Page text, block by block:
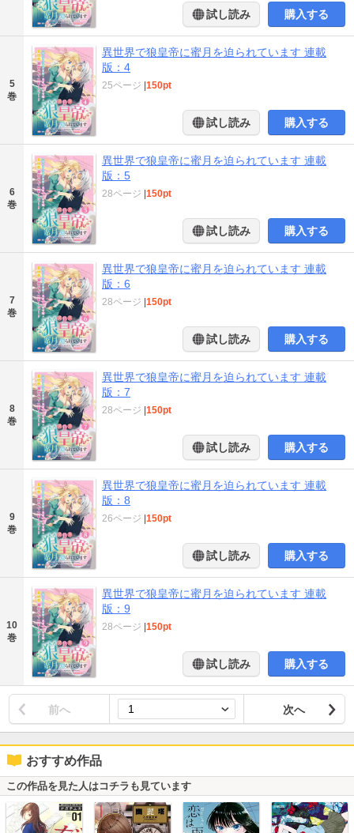
試し読み 購入する
5
巻
異世界で狼皇帝に蜜月を迫られています 連載
版：4
25ページ 150pt
試し読み 購入する
6
巻
異世界で狼皇帝に蜜月を迫られています 連載
版：5
28ページ 150pt
試し読み 購入する
7
巻
異世界で狼皇帝に蜜月を迫られています 連載
版：6
28ページ 150pt
試し読み 購入する
8
巻
異世界で狼皇帝に蜜月を迫られています 連載
版：7
28ページ 150pt
試し読み 購入する
9
巻
異世界で狼皇帝に蜜月を迫られています 連載
版：8
26ページ 150pt
試し読み 購入する
10
巻
異世界で狼皇帝に蜜月を迫られています 連載
版：9
28ページ 150pt
試し読み 購入する
前へ 次へ
おすすめ作品
この作品を見た人はコチラも見ています